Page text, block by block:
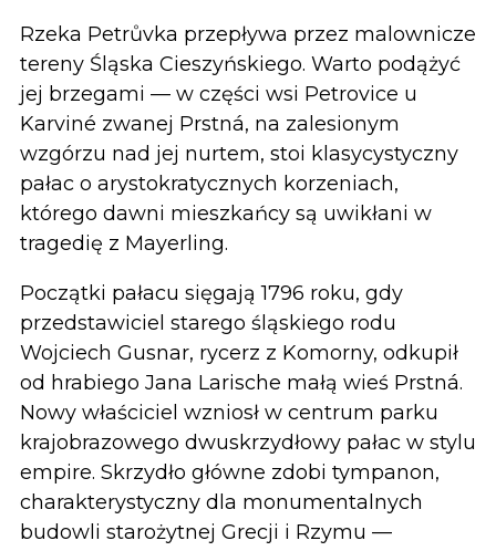
Rzeka Petrůvka przepływa przez malownicze
tereny Śląska Cieszyńskiego. Warto podążyć
jej brzegami — w części wsi Petrovice u
Karviné zwanej Prstná, na zalesionym
wzgórzu nad jej nurtem, stoi klasycystyczny
pałac o arystokratycznych korzeniach,
którego dawni mieszkańcy są uwikłani w
tragedię z Mayerling.
Początki pałacu sięgają 1796 roku, gdy
przedstawiciel starego śląskiego rodu
Wojciech Gusnar, rycerz z Komorny, odkupił
od hrabiego Jana Larische małą wieś Prstná.
Nowy właściciel wzniosł w centrum parku
krajobrazowego dwuskrzydłowy pałac w stylu
empire. Skrzydło główne zdobi tympanon,
charakterystyczny dla monumentalnych
budowli starożytnej Grecji i Rzymu —